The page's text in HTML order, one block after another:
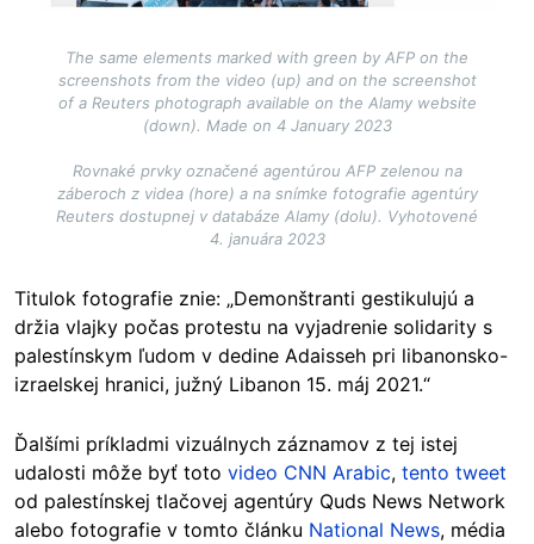
The same elements marked with green by AFP on the
screenshots from the video (up) and on the screenshot
of a Reuters photograph available on the Alamy website
(down). Made on 4 January 2023
Rovnaké prvky označené agentúrou AFP zelenou na
záberoch z videa (hore) a na snímke fotografie agentúry
Reuters dostupnej v databáze Alamy (dolu). Vyhotovené
4. januára 2023
Titulok fotografie znie: „Demonštranti gestikulujú a
držia vlajky počas protestu na vyjadrenie solidarity s
palestínskym ľudom v dedine Adaisseh pri libanonsko-
izraelskej hranici, južný Libanon 15. máj 2021.“
Ďalšími príkladmi vizuálnych záznamov z tej istej
udalosti môže byť toto video CNN Arabic, tento tweet
od palestínskej tlačovej agentúry Quds News Network
alebo fotografie v tomto článku National News, média